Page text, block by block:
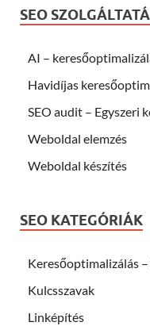
SEO
AI –
Havidíjas
SEO audit – Egyszeri
Weboldal elemzés
Weboldal készítés
SEO KATEGÓRIÁK
Keresőoptimalizálás –
Kulcsszavak
Linképítés